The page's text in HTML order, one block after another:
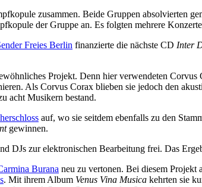
zusammen. Beide Gruppen absolvierten
der Gruppe an. Es folgten mehrere
Freies Berlin finanzierte die nächste CD Inter
Projekt. Denn hier verwendeten
Als Corvus Corax blieben sie jedoch den
acht Musikern bestand.
auf, wo sie seitdem ebenfalls zu den
gewinnen.
DJs zur elektronischen Bearbeitung frei. Das
Burana neu zu vertonen. Bei diesem Projekt
. Mit ihrem Album Venus Vina Musica kehrten sie